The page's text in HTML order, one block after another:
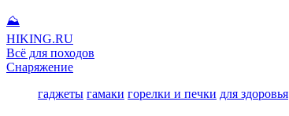
⛰
HIKING.RU
Всё для походов
Снаряжение
гаджеты гамаки горелки и печки для здоровья